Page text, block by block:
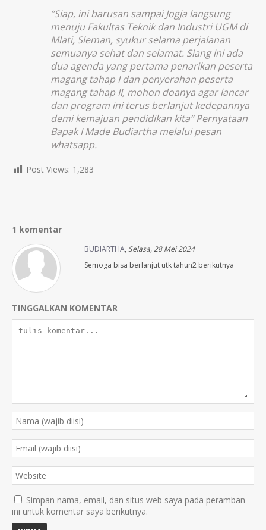
“Siap, ini barusan sampai Jogja langsung
menuju Fakultas Teknik dan Industri UGM di
Mlati, Sleman, syukur selama perjalanan
semuanya sehat dan selamat. Siang ini ada
dua agenda yang pertama penarikan peserta
magang tahap I dan penyerahan peserta
magang tahap II, mohon doanya agar lancar
dan program ini terus berlanjut kedepannya
demi kemajuan pendidikan kita” Pernyataan
Bapak I Made Budiartha melalui pesan
whatsapp.
Post Views: 1,283
1 komentar
BUDIARTHA, Selasa, 28 Mei 2024
Semoga bisa berlanjut utk tahun2 berikutnya
TINGGALKAN KOMENTAR
Simpan nama, email, dan situs web saya pada peramban
ini untuk komentar saya berikutnya.